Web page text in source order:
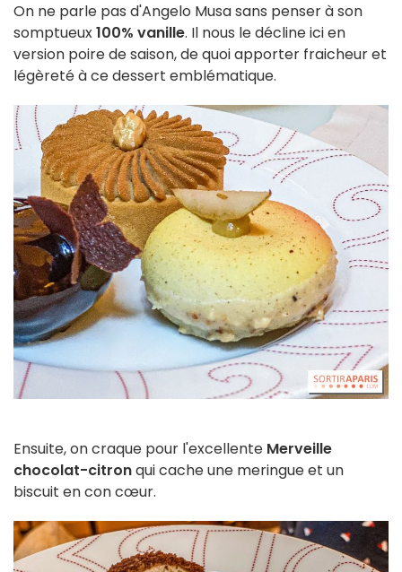
On ne parle pas d'Angelo Musa sans penser à son
somptueux100% vanille. Il nous le décline ici en
version poire de saison, de quoi apporter fraicheur et
légèreté à ce dessert emblématique.
Ensuite, on craque pour l'excellente Merveille
chocolat-citronqui cache une meringue et un
biscuit en con cœur.